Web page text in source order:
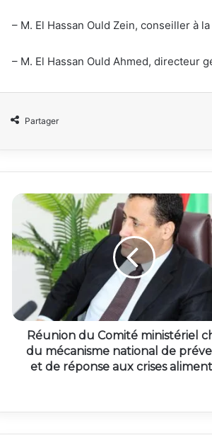
– M. El Hassan Ould Zein, conseiller à
– M. El Hassan Ould Ahmed, directeur
Partager
Réunion du Comité ministériel
du mécanisme national de
et de réponse aux crises